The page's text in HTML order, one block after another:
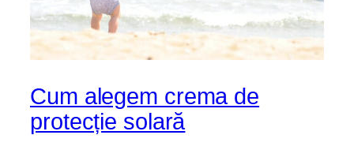
Cum alegem crema de
protecție solară